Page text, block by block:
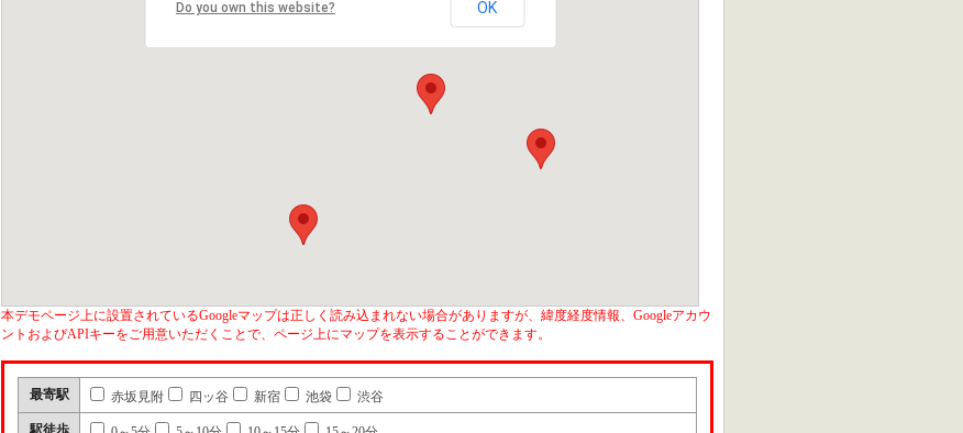
Do you own this website? OK
本デモページ上に設置されているGoogleマップは正しく読み込まれない場合がありますが、緯度経度情報、Googleアカウ
ントおよびAPIキーをご用意いただくことで、ページ上にマップを表示することができます。
最寄駅 赤坂見附 四ッ谷 新宿 池袋 渋谷
駅徒歩